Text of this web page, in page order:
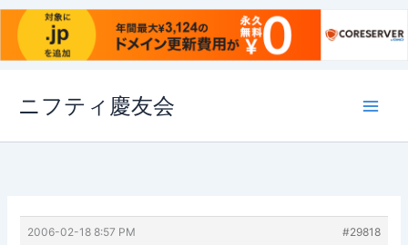
ス
ニフティ慶友会
2006-02-18 8:57 PM
#29818